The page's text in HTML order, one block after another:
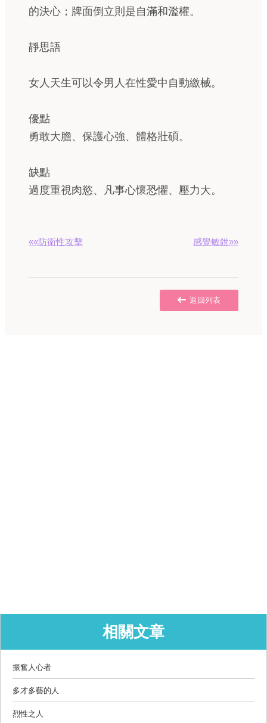
的決心；牌面倒立則是自滿和濫權。
靜思語
女人天生可以令男人在性愛中自動繳械。
優點
勇敢大膽、保護心強、體格壯碩。
缺點
過度重視肉慾、凡事心懷恐懼、壓力大。
««防衛性攻擊 感覺敏銳»»
返回列表
相關文章
振奮人心者
多才多藝的人
烈性之人